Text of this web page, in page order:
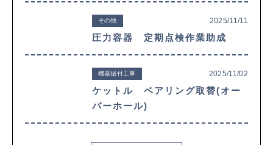
その他 2025/11/11
圧力容器 定期点検作業助成
機器据付工事 2025/11/02
ケットル ベアリング取替(オー
バーホール)